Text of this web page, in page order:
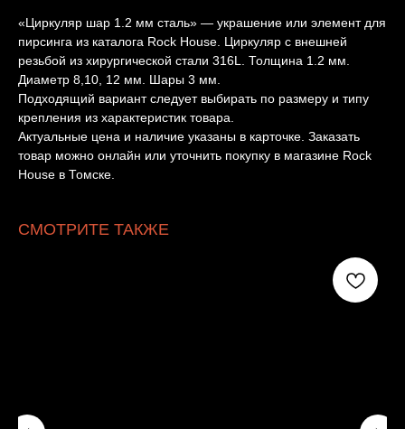
«Циркуляр шар 1.2 мм сталь» — украшение или элемент для
пирсинга из каталога Rock House. Циркуляр с внешней
резьбой из хирургической стали 316L. Толщина 1.2 мм.
Диаметр 8,10, 12 мм. Шары 3 мм.
Подходящий вариант следует выбирать по размеру и типу
крепления из характеристик товара.
Актуальные цена и наличие указаны в карточке. Заказать
товар можно онлайн или уточнить покупку в магазине Rock
House в Томске.
СМОТРИТЕ ТАКЖЕ